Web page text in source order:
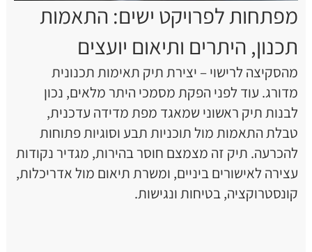
מפתחות לפרויקט ישים: התאמות
תכנון, היתרים ותיאום יועצים
מהסקיצה לרישוי – יצירת תיק תאימות תכנונית
מדורג. עוד לפני הפקת מסמכי היתר מלאים, נכון
לבנות תיק ראשוני שמאגד מפת מדידה עדכנית,
טבלת התאמות מול תוכניות תבע וסוגיות פתוחות
להכרעה. תיק זה מצמצם חוסר בהירות, מגדיר נקודות
עצירה לאישורים ביניים, ומשרת תיאום מול אדריכלות,
קונסטרוקציה, בטיחות ונגישות.